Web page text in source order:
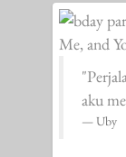
Me, and
aku
Uby